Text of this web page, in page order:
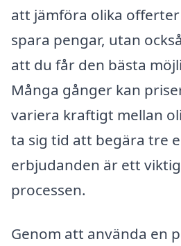
att jämföra olika
spara pengar, utan
att du får den bästa
Många gånger kan
variera kraftigt mellan
ta sig tid att begära tre
erbjudanden är ett
processen.
Genom att använda en